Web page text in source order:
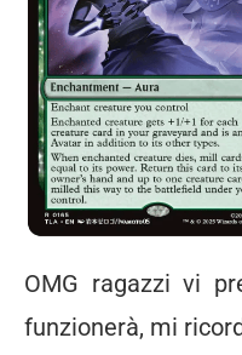
OMG ragazzi vi
funzionerà, mi